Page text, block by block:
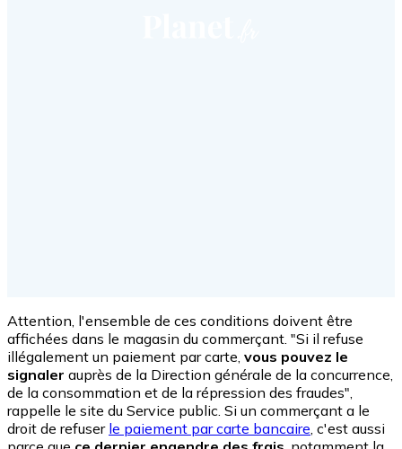
Attention, l'ensemble de ces conditions doivent être
affichées dans le magasin du commerçant. "Si il refuse
illégalement un paiement par carte, vous pouvez le
signaler auprès de la Direction générale de la concurrence,
de la consommation et de la répression des fraudes",
rappelle le site du Service public. Si un commerçant a le
droit de refuser le paiement par carte bancaire , c'est aussi